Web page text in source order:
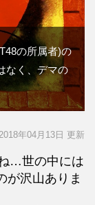
の所属者)の
なく、デマの
2018年04月13日 更新
…世の中には
が沢山ありま